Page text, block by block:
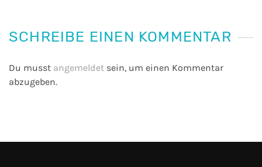
SCHREIBE EINEN KOMMENTAR
Du musst angemeldet sein, um einen Kommentar
abzugeben.